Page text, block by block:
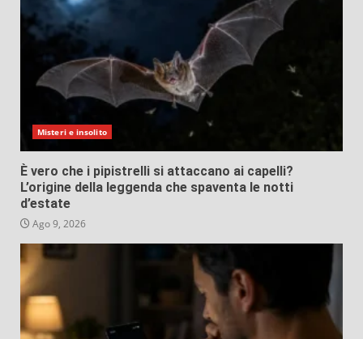
Misteri e insolito
È vero che i pipistrelli si attaccano ai capelli?
L’origine della leggenda che spaventa le notti
d’estate
Ago 9, 2026